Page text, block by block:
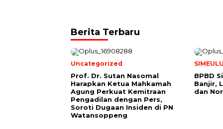
Berita Terbaru
Uncategorized
Prof. Dr. Sutan Nasomal
Harapkan Ketua Mahkamah
Agung Perkuat Kemitraan
Pengadilan dengan Pers,
Soroti Dugaan Insiden di PN
Watansoppeng
BPBD
Banjir,
dan